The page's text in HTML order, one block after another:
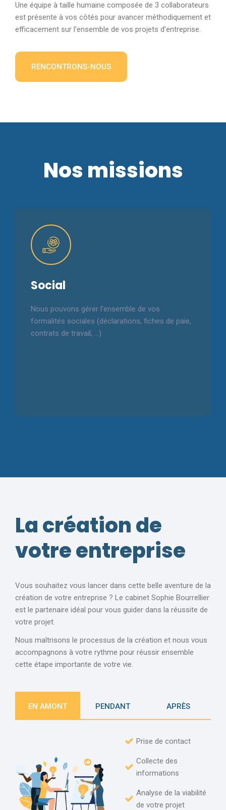
Une équipe à taille humaine composée de 3 collaborateurs
est présente à vos côtés pour avancer méthodiquement et
efficacement sur l’ensemble de vos projets d’entreprise.
RENCONTRONS-NOUS
Nos missions
Social
Nous pouvons gérer l’ensemble de vos
formalités sociales (déclarations, fiches de paie,
contrats de travail, …)
La création de
votre entreprise
Vous souhaitez vous lancer dans cette belle aventure de la
création de votre entreprise ? Le cabinet Sophie Bourrellier
est le partenaire idéal pour vous guider dans la réussite de
votre projet.
Nous maîtrisons le processus de la création et nous vous
accompagnons à votre rythme pour réussir ensemble
cette étape importante de votre vie.
EN AMONT PENDANT APRÈS
Prise de contact
Collecte des
informations
Analyse de la viabilité
de votre projet